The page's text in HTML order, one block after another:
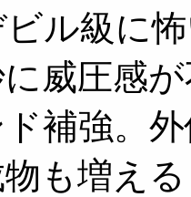
ビル級に
威圧感
ド補強。
も増え